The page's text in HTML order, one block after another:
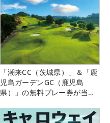
「潮来CC（茨城県）」＆「鹿
児島ガーデンGC（鹿児島
県）」の無料プレー券が当た